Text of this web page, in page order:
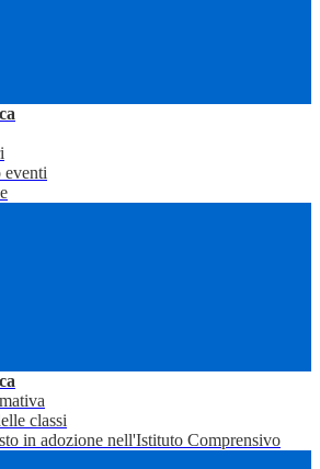
eventi
classi
in adozione nell'Istituto Comprensivo